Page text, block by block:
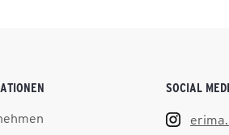
SOCIAL